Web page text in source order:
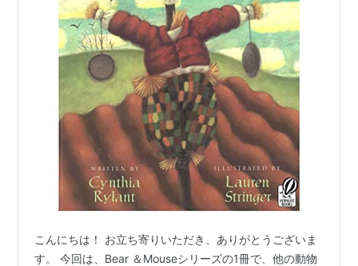
SCARECROW (音楽) 【すけあくろう】
2006年8月結成 2007年デビュー
ギター 伊藤賢一
ボーカル 黒田倫弘
ベース 石橋政徳
ドラム 水江英樹
かつてユニットIcemanのメンバーとして同胞であ
り、ソロ活動で絶大なる支持を得ているボーカル
黒田倫弘とギター伊藤賢一が、ベース石橋政徳、
ドラム水江英樹を正式メンバーに迎え結成。
こんにちは！ お立ち寄りいただき、ありがとうございま
す。 今回は、Bear ＆Mouseシリーズの1冊で、他の動物